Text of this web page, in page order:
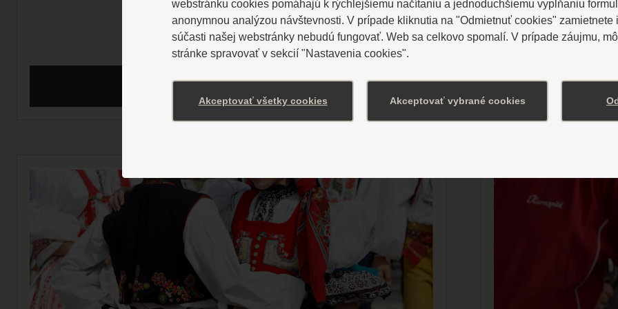
plánované v
webstránku cookies pomáhajú k rýchlejšiemu načítaniu a jednoduchšiemu vypĺňaniu
anonymnou analýzou návštevnosti. V prípade kliknutia na "Odmietnuť cookies"
súčasti našej webstránky nebudú fungovať. Web sa celkovo spomalí. V prípade záujmu,
stránke spravovať v sekcií "Nastavenia cookies".
Akceptovať všetky cookies Akceptovať vybrané cookies